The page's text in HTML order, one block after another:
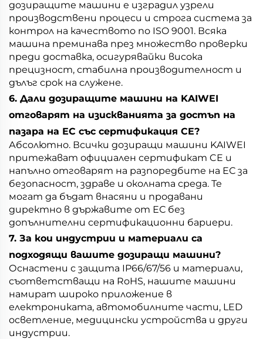
дозиращите машини е изградил узрели
производствени процеси и строга система за
контрол на качеството по ISO 9001. Всяка
машина преминава през множество проверки
преди доставка, осигурявайки висока
прецизност, стабилна производителност и
дълъг срок на служене.
6. Дали дозиращите машини на KAIWEI
отговарят на изискванията за достъп на
пазара на ЕС със сертификация CE?
Абсолютно. Всички дозиращи машини KAIWEI
притежават официален сертификат CE и
напълно отговарят на разпоредбите на ЕС за
безопасност, здраве и околната среда. Те
могат да бъдат внасяни и продавани
директно в държавите от ЕС без
допълнителни сертификационни бариери.
7. За кои индустрии и материали са
подходящи вашите дозиращи машини?
Оснастени с защита IP66/67/56 и материали,
съответстващи на RoHS, нашите машини
намират широко приложение в
електрониката, автомобилните части, LED
осветление, медицински устройства и други
индустрии.